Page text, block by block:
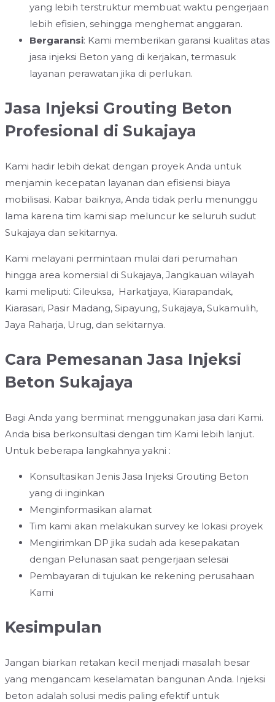
yang lebih terstruktur membuat waktu pengerjaan
lebih efisien, sehingga menghemat anggaran.
Bergaransi: Kami memberikan garansi kualitas atas
jasa injeksi Beton yang di kerjakan, termasuk
layanan perawatan jika di perlukan.
Jasa Injeksi Grouting Beton
Profesional di Sukajaya
Kami hadir lebih dekat dengan proyek Anda untuk
menjamin kecepatan layanan dan efisiensi biaya
mobilisasi. Kabar baiknya, Anda tidak perlu menunggu
lama karena tim kami siap meluncur ke seluruh sudut
Sukajaya dan sekitarnya.
Kami melayani permintaan mulai dari perumahan
hingga area komersial di Sukajaya, Jangkauan wilayah
kami meliputi: Cileuksa, Harkatjaya, Kiarapandak,
Kiarasari, Pasir Madang, Sipayung, Sukajaya, Sukamulih,
Jaya Raharja, Urug, dan sekitarnya.
Cara Pemesanan Jasa Injeksi
Beton Sukajaya
Bagi Anda yang berminat menggunakan jasa dari Kami.
Anda bisa berkonsultasi dengan tim Kami lebih lanjut.
Untuk beberapa langkahnya yakni :
Konsultasikan Jenis Jasa Injeksi Grouting Beton
yang di inginkan
Menginformasikan alamat
Tim kami akan melakukan survey ke lokasi proyek
Mengirimkan DP jika sudah ada kesepakatan
dengan Pelunasan saat pengerjaan selesai
Pembayaran di tujukan ke rekening perusahaan
Kami
Kesimpulan
Jangan biarkan retakan kecil menjadi masalah besar
yang mengancam keselamatan bangunan Anda. Injeksi
beton adalah solusi medis paling efektif untuk